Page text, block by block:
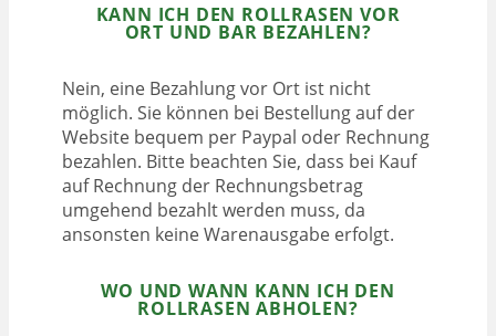
KANN ICH DEN ROLLRASEN VOR
ORT UND BAR BEZAHLEN?
Nein, eine Bezahlung vor Ort ist nicht
möglich. Sie können bei Bestellung auf der
Website bequem per Paypal oder Rechnung
bezahlen. Bitte beachten Sie, dass bei Kauf
auf Rechnung der Rechnungsbetrag
umgehend bezahlt werden muss, da
ansonsten keine Warenausgabe erfolgt.
WO UND WANN KANN ICH DEN
ROLLRASEN ABHOLEN?